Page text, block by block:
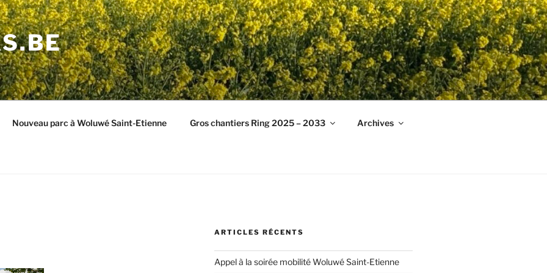
Nouveau parc à Woluwé Saint-Etienne Gros chantiers Ring 2025 – 2033 Archives
ARTICLES RÉCENTS
Appel à la soirée mobilité Woluwé Saint-Etienne